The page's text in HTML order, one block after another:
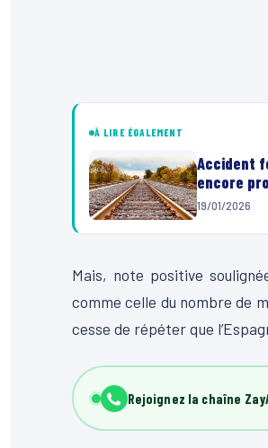
À LIRE ÉGALEMENT
Accident
encore
19/01/2026
Mais, note positive
comme celle du nombre de
cesse de répéter que
Rejoignez la chaîne